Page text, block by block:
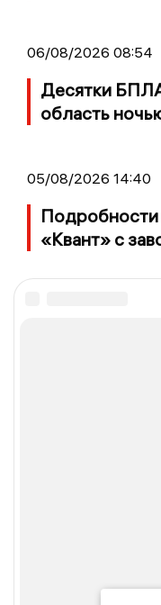
06/08/2026 08:54
Десятки
область
05/08/2026 14:40
Подробности
«Квант» с